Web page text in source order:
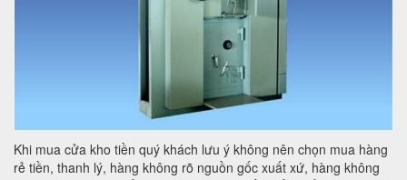
Khi mua cửa kho tiền quý khách lưu ý không nên chọn mua hàng
rẻ tiền, thanh lý, hàng không rõ nguồn gốc xuất xứ, hàng không